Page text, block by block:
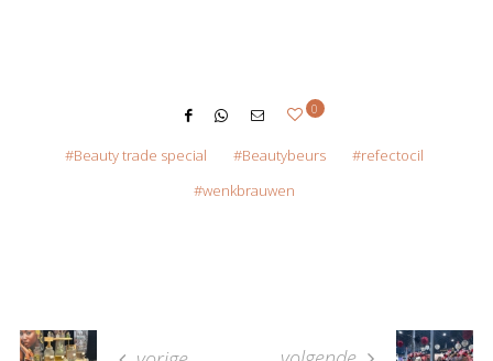
0
Beauty trade special Beautybeurs
refectocil
wenkbrauwen